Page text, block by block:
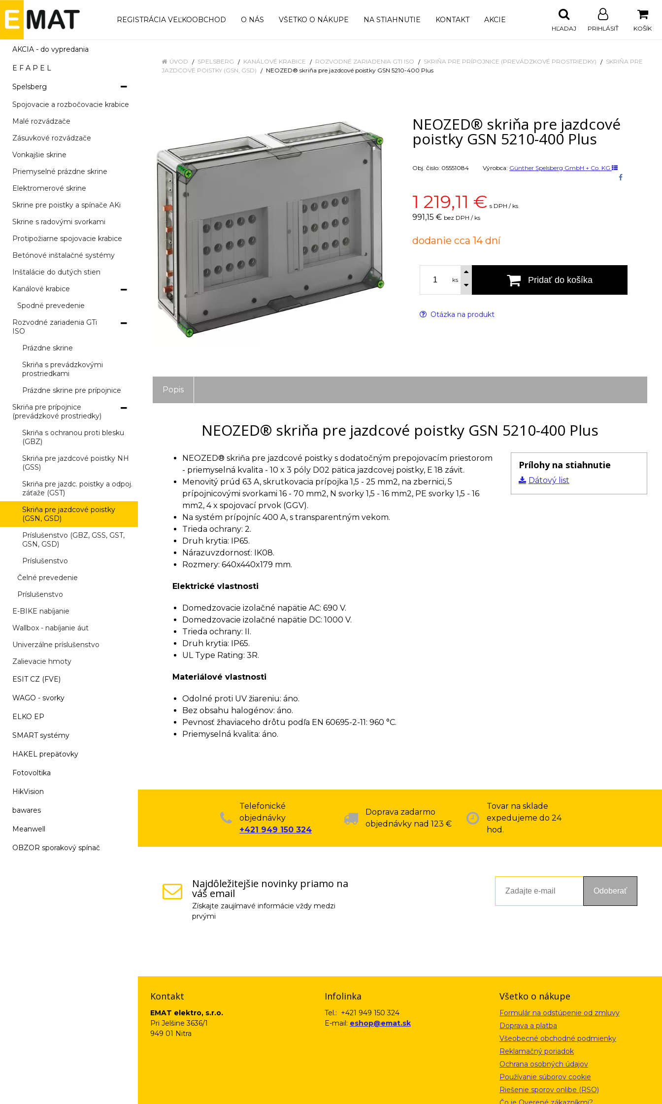
REGISTRÁCIA VEĽKOOBCHOD O NÁS VŠETKO O NÁKUPE NA STIAHNUTIE KONTAKT AKCIE
KOŠÍK
PRIHLÁSIŤ
HĽADAJ
AKCIA - do vypredania
E F A P E L
Spelsberg
Spojovacie a rozbočovacie krabice
Malé rozvádzače
Zásuvkové rozvádzače
Vonkajšie skrine
Priemyselné prázdne skrine
Elektromerové skrine
Skrine pre poistky a spínače AKi
Skrine s radovými svorkami
Protipožiarne spojovacie krabice
Betónové inštalačné systémy
Inštalácie do dutých stien
Kanálové krabice
Spodné prevedenie
Rozvodné zariadenia GTi
ISO
Prázdne skrine
Skriňa s prevádzkovými
prostriedkami
Prázdne skrine pre prípojnice
Skriňa pre prípojnice
(prevádzkové prostriedky)
Skriňa s ochranou proti blesku
(GBZ)
Skriňa pre jazdcové poistky NH
(GSS)
Skriňa pre jazdc. poistky a odpoj.
záťaže (GST)
Skriňa pre jazdcové poistky
(GSN, GSD)
Príslušenstvo (GBZ, GSS, GST,
GSN, GSD)
Príslušenstvo
Čelné prevedenie
Príslušenstvo
E-BIKE nabíjanie
Wallbox - nabíjanie áut
Univerzálne príslušenstvo
Zalievacie hmoty
ESIT CZ (FVE)
WAGO - svorky
ELKO EP
SMART systémy
HAKEL prepäťovky
Fotovoltika
HikVision
bawares
Meanwell
OBZOR sporakový spínač
ÚVOD SPELSBERG KANÁLOVÉ KRABICE ROZVODNÉ ZARIADENIA GTI ISO SKRIŇA PRE PRÍPOJNICE (PREVÁDZKOVÉ PROSTRIEDKY)
SKRIŇA PRE
JAZDCOVÉ POISTKY (GSN, GSD)
NEOZED® skriňa pre jazdcové poistky GSN 5210-400 Plus
NEOZED® skriňa pre jazdcové
poistky GSN 5210-400 Plus
Obj. čislo: 05551084 Výrobca: Günther Spelsberg GmbH + Co. KG
1 219,11 € s DPH / ks
991,15 € bez DPH / ks
dodanie cca 14 dní
ks Pridať do košíka
Otázka na produkt
Popis
NEOZED® skriňa pre jazdcové poistky GSN 5210-400 Plus
Prílohy na stiahnutie
Dátový list
NEOZED® skriňa pre jazdcové poistky s dodatočným prepojovacím priestorom
- priemyselná kvalita - 10 x 3 póly D02 pätica jazdcovej poistky, E 18 závit.
Menovitý prúd 63 A, skrutkovacia prípojka 1,5 - 25 mm2, na zbernici, 5
prípojnicovými svorkami 16 - 70 mm2, N svorky 1,5 - 16 mm2, PE svorky 1,5 - 16
mm2, 4 x spojovací prvok (GGV).
Na systém prípojníc 400 A, s transparentným vekom.
Trieda ochrany: 2.
Druh krytia: IP65.
Nárazuvzdornosť: IK08.
Rozmery: 640x440x179 mm.
Elektrické vlastnosti
Domedzovacie izolačné napätie AC: 690 V.
Domedzovacie izolačné napätie DC: 1000 V.
Trieda ochrany: II.
Druh krytia: IP65.
UL Type Rating: 3R.
Materiálové vlastnosti
Odolné proti UV žiareniu: áno.
Bez obsahu halogénov: áno.
Pevnosť žhaviaceho drôtu podľa EN 60695-2-11: 960 °C.
Priemyselná kvalita: áno.
Telefonické
objednávky
+421 949 150 324
Doprava zadarmo
objednávky nad 123 €
Tovar na sklade
expedujeme do 24
hod.
Najdôležitejšie novinky priamo na
váš email
Získajte zaujímavé informácie vždy medzi
prvými
Odoberať
Kontakt
EMAT elektro, s.r.o.
Pri Jelšine 3636/1
949 01 Nitra
Infolinka
Tel.: +421 949 150 324
E-mail: eshop@emat.sk
Všetko o nákupe
Formulár na odstúpenie od zmluvy
Doprava a platba
Všeobecné obchodné podmienky
Reklamačný poriadok
Ochrana osobných údajov
Používanie súborov cookie
Riešenie sporov onlibe (RSO)